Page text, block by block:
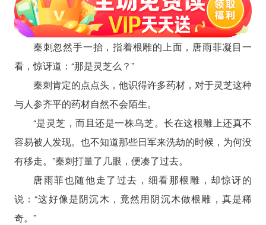
秦刺忽然手一抬，指着根雕的上面，唐雨菲凝目一
看，惊讶道：“那是灵芝么？”
秦刺肯定的点点头，他识得许多药材，对于灵芝这种
与人参齐平的药材自然不会陌生。
“是灵芝，而且还是一株乌芝。长在这根雕上还真不
容易被人发现。也不知道那些日军来洗劫的时候，为何没
有移走。”秦刺打量了几眼，便凑了过去。
唐雨菲也随他走了过去，细看那根雕，却惊讶的
说：“这好像是阴沉木，竟然用阴沉木做根雕，真是稀
奇。”